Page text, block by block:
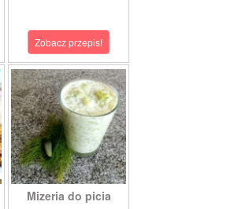
Zobacz przepis!
Mizeria do picia